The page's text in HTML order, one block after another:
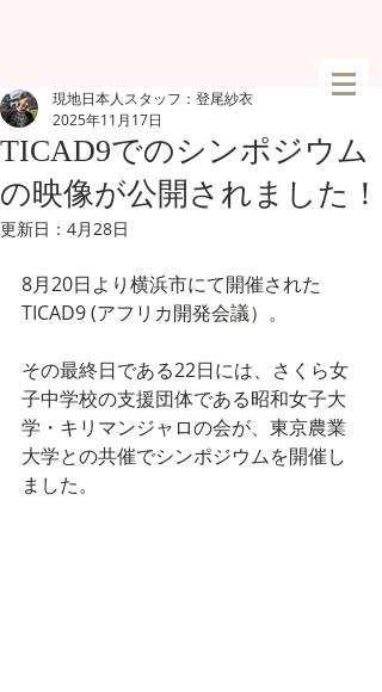
TICAD9でのシンポジウム
の映像が公開されました！
現地日本人スタッフ：登尾紗衣
2025年11月17日
更新日： 4月28日
8月20日より横浜市にて開催された
TICAD9 (アフリカ開発会議）。
その最終日である22日には、さくら女
子中学校の支援団体である昭和女子大
学・キリマンジャロの会が、東京農業
大学との共催でシンポジウムを開催し
ました。